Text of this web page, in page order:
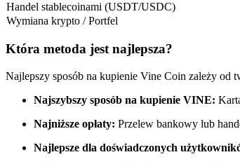
Kontrakty terminowe na USDC
Handel stablecoinami (USDT/USDC)
Wymiana krypto / Portfel
Która metoda jest najlepsza?
Najlepszy sposób na kupienie Vine Coin zależy od
Najszybszy sposób na kupienie VINE:
Najniższe opłaty: Przelew bankowy lub
Najlepsze dla doświadczonych